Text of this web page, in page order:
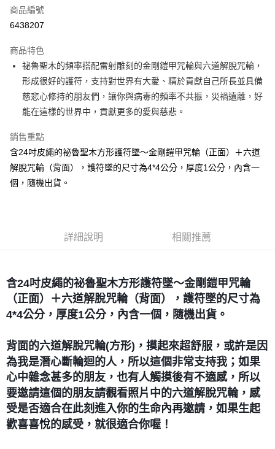
超商取貨付款
Apple Pay
街口支付
悠遊付
ATM付款
全家取貨付款
每筆NT$80，滿NT$3,000(含以上)免運費
每筆NT$80，滿NT$3,000(含以上)免運費
郵局幫你送（離島）
每筆NT$80，滿NT$3,000(含以上)免運費
付款後門市自取
免運費
商品編號
6438207
商品特色
祕魯聖木的頻率搭配雷射雕刻的金剛鎧甲咒輪與六道解脫咒輪，
形成很好的護符，支持對世界有大愛、精於貢獻自己所長並具備
慈悲心修持的朋友們，讓你與病毒的頻率不共振，災禍遠離，好
能在這樣的世界中，貢獻更多的愛與慈悲。
銷售重點
含24吋皮繩的祕魯聖木方形護符墜～金剛鎧甲咒輪（正面）＋六道
解脫咒輪（背面），護符墜的尺寸為4*4公分，厚度1公分，內含一
個，隨機出貨。
詳細說明 相關推薦
含24吋皮繩的祕魯聖木方形護符墜～金剛鎧甲咒輪
（正面）＋六道解脫咒輪（背面），護符墜的尺寸為
4*4公分，厚度1公分，內含一個，隨機出貨。
背面的六道解脫咒輪(方形)，摸起來超舒服，或許是因
為我是潛心斷輪迴的人，所以這個非常支持我；如果
心中雜念甚多的朋友，也有人觸摸後有不適感，所以
要邀請這個的朋友請觀看照片中的六道解脫咒輪，感
受是否適合在此刻進入你的生命內再邀請，如果生起
歡喜喜悅的感受，就很適合你喔！